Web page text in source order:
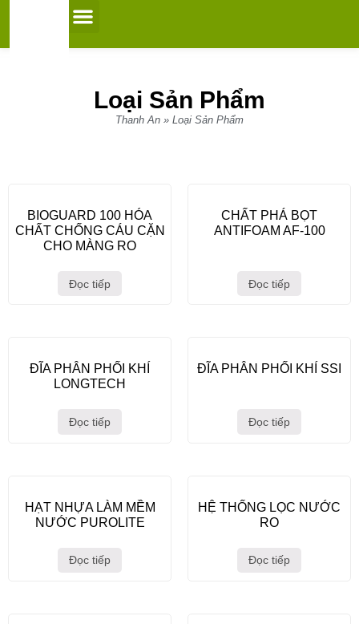
Loại Sản Phẩm
Thanh An » Loại Sản Phẩm
BIOGUARD 100 HÓA
CHẤT CHỐNG CÁU CẶN
CHO MÀNG RO
Đọc tiếp
CHẤT PHÁ BỌT
ANTIFOAM AF-100
Đọc tiếp
ĐĨA PHÂN PHỐI KHÍ
LONGTECH
Đọc tiếp
ĐĨA PHÂN PHỐI KHÍ SSI
Đọc tiếp
HẠT NHỰA LÀM MỀM
NƯỚC PUROLITE
Đọc tiếp
HỆ THỐNG LỌC NƯỚC
RO
Đọc tiếp